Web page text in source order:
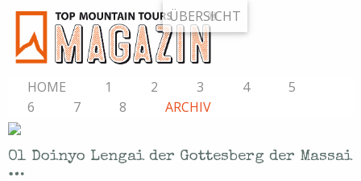
ÜBERSICHT
HOME 1 2 3 4
5
6
7 8 ARCHIV
Ol Doinyo Lengai der Gottesberg der Massai
…